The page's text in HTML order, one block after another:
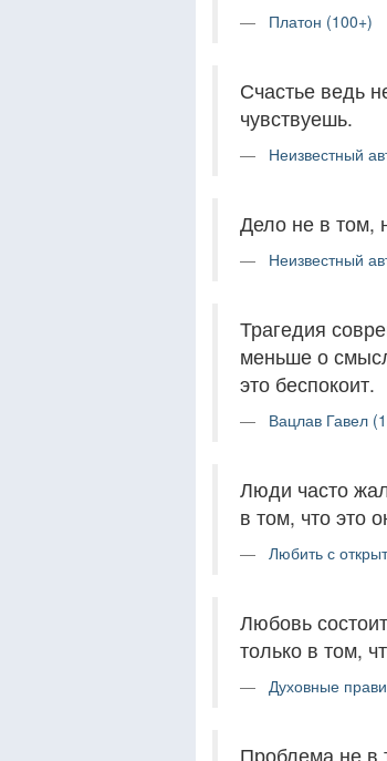
Платон (100+)
Счастье ведь
чувствуешь.
Неизвестный
Дело не в том,
Неизвестный
Трагедия
меньше о
это беспокоит.
Вацлав Гавел
Люди часто
в том, что это
Любить с
Любовь
только в том,
Духовные
Проблема не в